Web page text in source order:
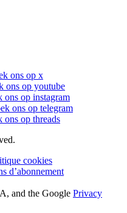
ons op x
ons op youtube
ons op instagram
ons op telegram
ons op threads
cookies
d’abonnement
and the Google Privacy